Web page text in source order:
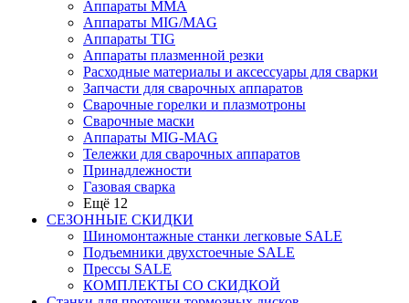
Аппараты MMA
Аппараты MIG/MAG
Аппараты TIG
Аппараты плазменной резки
Расходные материалы и аксессуары для сварки
Запчасти для сварочных аппаратов
Сварочные горелки и плазмотроны
Сварочные маски
Аппараты MIG-MAG
Тележки для сварочных аппаратов
Принадлежности
Газовая сварка
Ещё 12
СЕЗОННЫЕ СКИДКИ
Шиномонтажные станки легковые SALE
Подъемники двухстоечные SALE
Прессы SALE
КОМПЛЕКТЫ СО СКИДКОЙ